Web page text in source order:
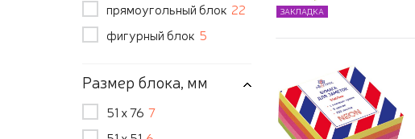
прямоугольный блок 22
фигурный блок 5
Размер блока, мм
51 x 76 7
ЗАКЛАДКА